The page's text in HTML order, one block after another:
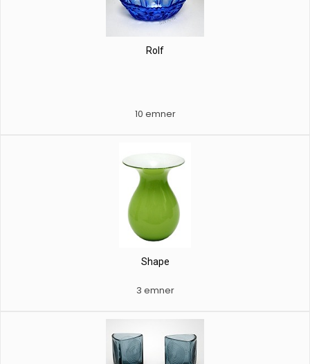
Rolf
10 emner
Shape
3 emner